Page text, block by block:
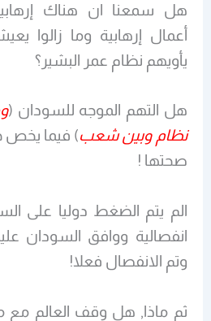
هل سمعنا ان هناك
أعمال إرهابية وما زالوا
يأويهم نظام عمر البشير؟
هل التهم الموجه للسودان (
نظام وبين شعب) فيما يخص
صحتها !
الم يتم الضغط دوليا على
انفصالية ووافق السودان
وتم الانفصال فعلا!
ثم ماذا, هل وقف العالم